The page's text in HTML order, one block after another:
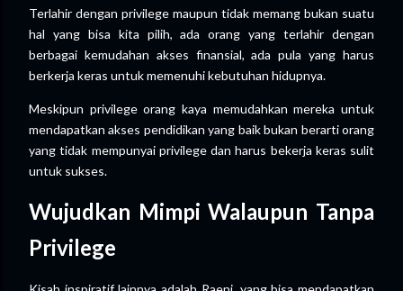
Terlahir dengan privilege maupun tidak memang bukan suatu
hal yang bisa kita pilih, ada orang yang terlahir dengan
berbagai kemudahan akses finansial, ada pula yang harus
berkerja keras untuk memenuhi kebutuhan hidupnya.
Meskipun privilege orang kaya memudahkan mereka untuk
mendapatkan akses pendidikan yang baik bukan berarti orang
yang tidak mempunyai privilege dan harus bekerja keras sulit
untuk sukses.
Wujudkan Mimpi Walaupun Tanpa
Privilege